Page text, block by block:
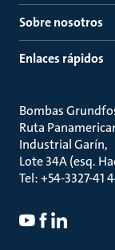
Sobre nosotros
Enlaces rápidos
Bombas
Ruta
Industrial Garín
Lote 34A (esq.
Tel: +54-3327-41